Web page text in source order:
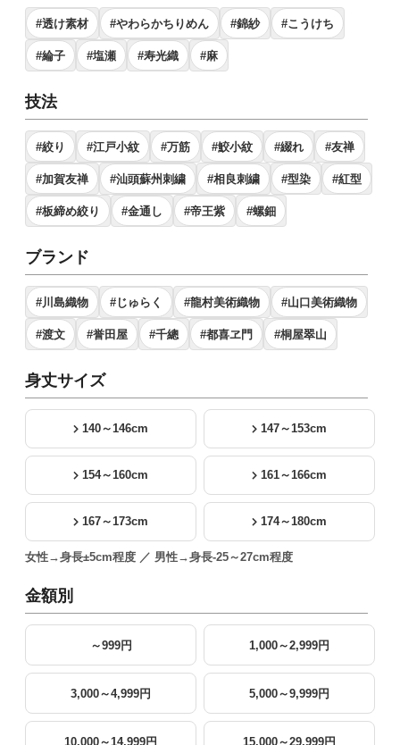
#透け素材 #やわらかちりめん #錦紗 #こうけち
#綸子 #塩瀬 #寿光織 #麻
技法
#絞り #江戸小紋 #万筋 #鮫小紋 #綴れ #友禅
#加賀友禅 #汕頭蘇州刺繍 #相良刺繍 #型染 #紅型
#板締め絞り #金通し #帝王紫 #螺鈿
ブランド
#川島織物 #じゅらく #龍村美術織物 #山口美術織物
#渡文 #誉田屋 #千總 #都喜ヱ門 #桐屋翠山
身丈サイズ
140～146cm 147～153cm
154～160cm 161～166cm
167～173cm 174～180cm
女性→身長±5cm程度 ／ 男性→身長-25～27cm程度
金額別
～999円 1,000～2,999円
3,000～4,999円 5,000～9,999円
10,000～14,999円 15,000～29,999円